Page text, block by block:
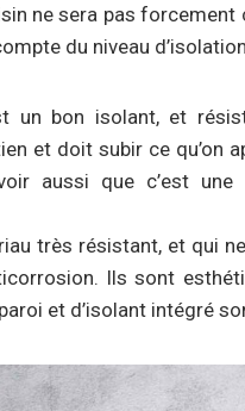
ne sera pas
du niveau
un bon isolant, et
et doit subir ce qu’on
aussi que c’est
très résistant, et qui
Ils sont
et d’isolant intégré